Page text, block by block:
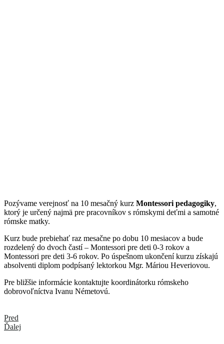
Pozývame verejnosť na 10 mesačný kurz Montessori pedagogiky,
ktorý je určený najmä pre pracovníkov s rómskymi deťmi a samotné
rómske matky.
Kurz bude prebiehať raz mesačne po dobu 10 mesiacov a bude
rozdelený do dvoch častí – Montessori pre deti 0-3 rokov a
Montessori pre deti 3-6 rokov. Po úspešnom ukončení kurzu získajú
absolventi diplom podpísaný lektorkou Mgr. Máriou Heveriovou.
Pre bližšie informácie kontaktujte koordinátorku rómskeho
dobrovoľníctva Ivanu Németovú.
Pred
Ďalej